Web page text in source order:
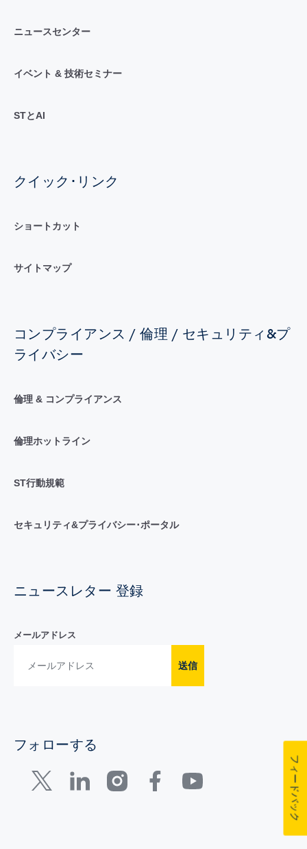
ニュースセンター
イベント & 技術セミナー
STとAI
クイック･リンク
ショートカット
サイトマップ
コンプライアンス / 倫理 / セキュリティ&プ
ライバシー
倫理 & コンプライアンス
倫理ホットライン
ST行動規範
セキュリティ&プライバシー･ポータル
ニュースレター 登録
メールアドレス
送信
フォローする
フィードバック